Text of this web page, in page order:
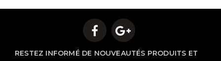
RESTEZ INFORMÉ DE NOUVEAUTÉS PRODUITS ET